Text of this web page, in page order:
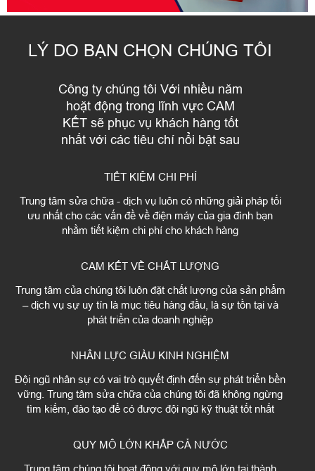
LÝ DO BẠN CHỌN CHÚNG TÔI
Công ty chúng tôi Với nhiều năm
hoặt động trong lĩnh vực CAM
KẾT sẽ phục vụ khách hàng tốt
nhất với các tiêu chí nổi bật sau
TIẾT KIỆM CHI PHÍ
Trung tâm sửa chữa - dịch vụ luôn có những giải pháp tối
ưu nhất cho các vấn đề về điện máy của gia đình bạn
nhằm tiết kiệm chi phí cho khách hàng
CAM KẾT VỀ CHẤT LƯỢNG
Trung tâm của chúng tôi luôn đặt chất lượng của sản phẩm
– dịch vụ sự uy tín là mục tiêu hàng đầu, là sự tồn tại và
phát triển của doanh nghiệp
NHÂN LỰC GIÀU KINH NGHIỆM
Đội ngũ nhân sự có vai trò quyết định đến sự phát triển bền
vững. Trung tâm sửa chữa của chúng tôi đã không ngừng
tìm kiếm, đào tạo để có được đội ngũ kỹ thuật tốt nhất
QUY MÔ LỚN KHẮP CẢ NƯỚC
Trung tâm chúng tôi hoạt động với quy mô lớn tại thành